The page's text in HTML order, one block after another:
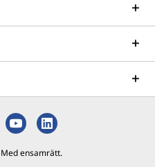
ensamrätt.